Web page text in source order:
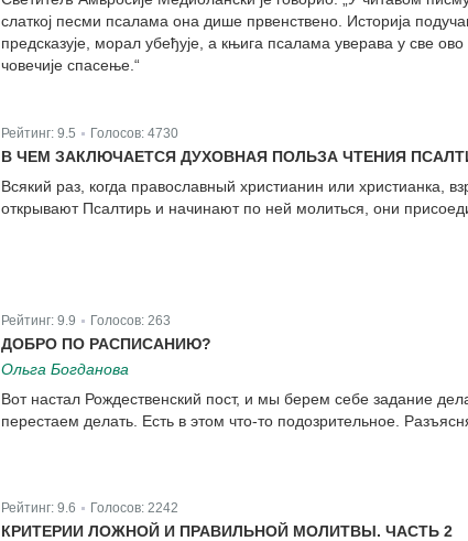
слаткој песми псалама она дише првенствено. Историја
предсказује, морал убеђује, а књига псалама уверава у све
човечије спасење.“
Рейтинг: 9.5 Голосов: 4730
В ЧЕМ ЗАКЛЮЧАЕТСЯ ДУХОВНАЯ ПОЛЬЗА ЧТЕНИЯ
Всякий раз, когда православный христианин или христианка,
открывают Псалтирь и начинают по ней молиться, они
Рейтинг: 9.9 Голосов: 263
ДОБРО ПО РАСПИСАНИЮ?
Ольга Богданова
Вот настал Рождественский пост, и мы берем себе задание
перестаем делать. Есть в этом что-то подозрительное.
Рейтинг: 9.6 Голосов: 2242
КРИТЕРИИ ЛОЖНОЙ И ПРАВИЛЬНОЙ МОЛИТВЫ. ЧАСТЬ 2